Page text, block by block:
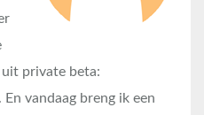
uit private beta:
vandaag breng ik een